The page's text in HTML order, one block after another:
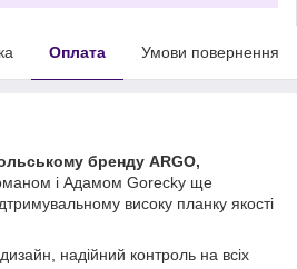
Оплата Умови повернення
бренду ARGO,
і Адамом Gorecky ще
високу планку якості
надійний контроль на всіх